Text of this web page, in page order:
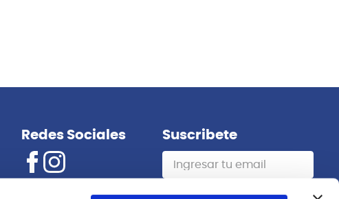
Redes Sociales Suscribete
Suscribirme